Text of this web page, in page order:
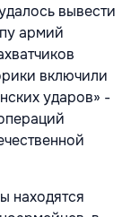
вывести
армий
включили
ударов» -
находятся